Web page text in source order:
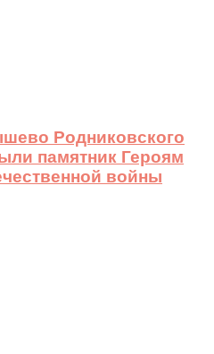
Родниковского
памятник Героям
войны